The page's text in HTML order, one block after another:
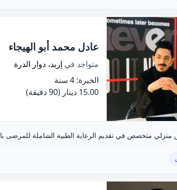
عادل محمد أبو الهيجاء
متواجد في إربد، دوار الدرة
الخبرة: 4 سنة
15.00 دينار
(90 دقيقة)
متخصص في تقديم الرعاية الطبية الشاملة للمرضى